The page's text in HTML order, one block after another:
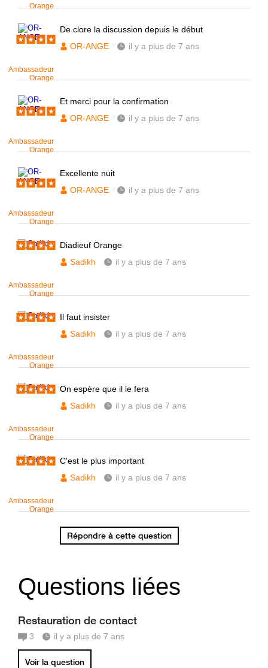
Orange
Ambassadeur
Orange
De clore la discussion depuis le début
OR-ANGE
il y a plus de 7 ans
Ambassadeur
Orange
Et merci pour la confirmation
OR-ANGE
il y a plus de 7 ans
Ambassadeur
Orange
Excellente nuit
OR-ANGE
il y a plus de 7 ans
Ambassadeur
Orange
Diadieuf Orange
Sadikh
il y a plus de 7 ans
Ambassadeur
Orange
Il faut insister
Sadikh
il y a plus de 7 ans
Ambassadeur
Orange
On espère que il le fera
Sadikh
il y a plus de 7 ans
Ambassadeur
Orange
C'est le plus important
Sadikh
il y a plus de 7 ans
Répondre à cette question
Questions liées
Restauration de contact
3 il y a plus de 7 ans
Voir la question